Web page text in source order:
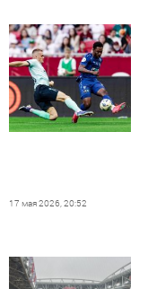
17 мая 2026, 20:52